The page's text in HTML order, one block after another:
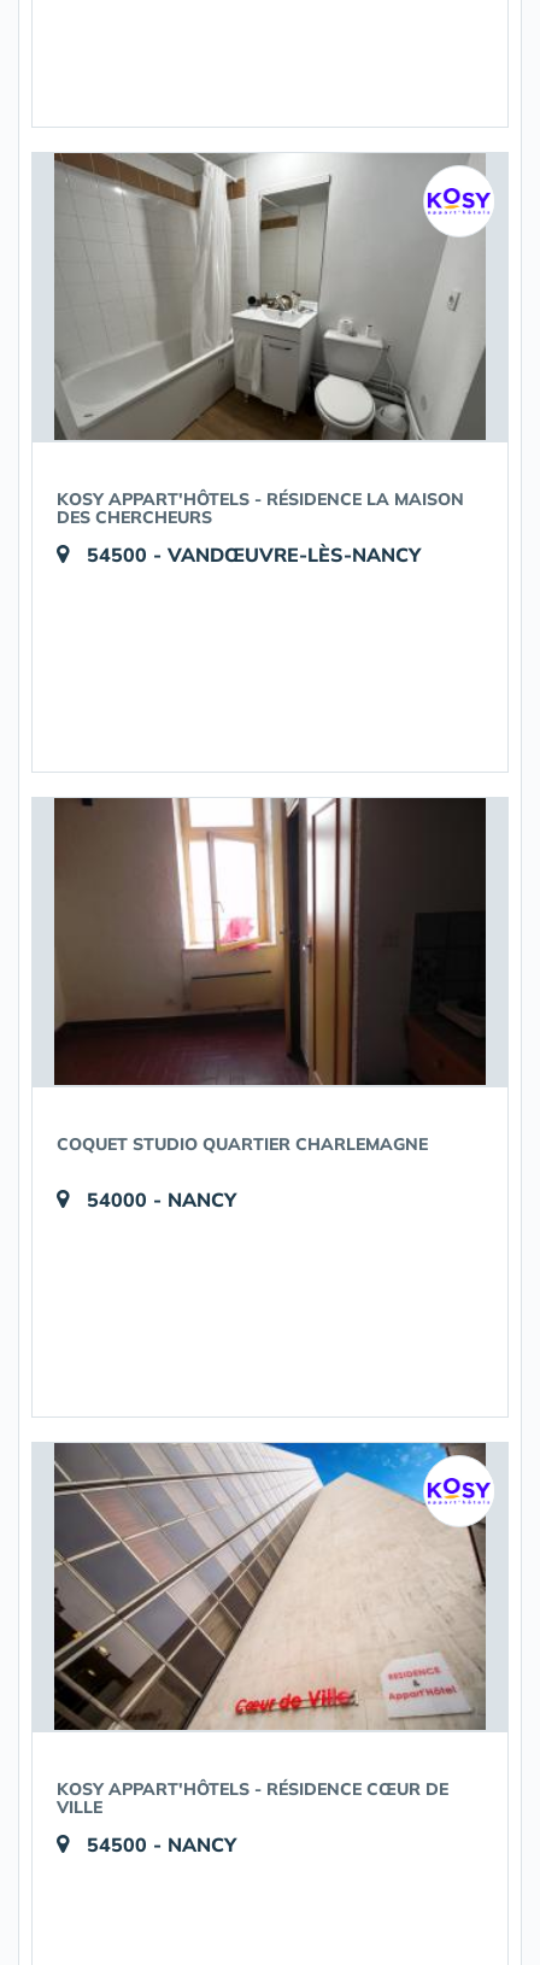
KOSY APPART'HÔTELS - RÉSIDENCE LA MAISON
DES CHERCHEURS
54500 - VANDŒUVRE-LÈS-NANCY
COQUET STUDIO QUARTIER CHARLEMAGNE
54000 - NANCY
KOSY APPART'HÔTELS - RÉSIDENCE CŒUR DE
VILLE
54500 - NANCY